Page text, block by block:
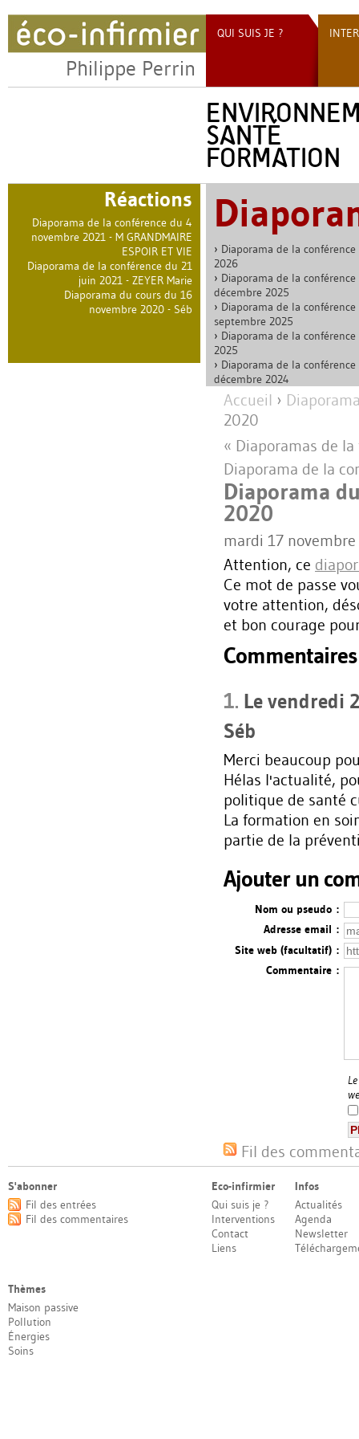
Philippe Perrin
QUI SUIS JE ?
SANTÉ
FORMATION
Réactions
Diaporama de la conférence du 4
novembre 2021 - M GRANDMAIRE
ESPOIR ET VIE
Diaporama de la conférence du 21
juin 2021 - ZEYER Marie
Diaporama du cours du 16
novembre 2020 - Séb
Diaporama de la
2026
Diaporama de la
décembre 2025
Diaporama de la
septembre 2025
Diaporama de la
2025
Diaporama de la
décembre 2024
Accueil ›
2020
« Diaporamas de
Diaporama de la
Diaporama
2020
mardi 17
Attention, ce
Ce mot de passe
votre attention,
et bon courage
Commentaires
1. Le vendredi
Séb
Merci beaucoup
Hélas l'actualité,
politique de santé
La formation en
partie de la
Ajouter un
Nom ou pseudo :
Adresse email :
Site web (facultatif) :
Commentaire :
Fil des
S'abonner
Fil des entrées
Fil des commentaires
Eco-infirmier
Qui suis je ?
Interventions
Contact
Liens
Infos
Actualités
Agenda
Newsletter
Thèmes
Maison passive
Pollution
Énergies
Soins